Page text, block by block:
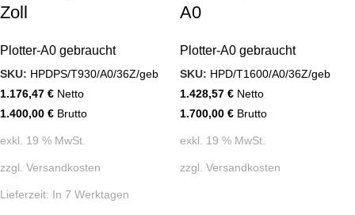
Zoll
Plotter-A0 gebraucht
SKU: HPDPS/T930/A0/36Z/geb
1.176,47 € Netto
1.400,00 € Brutto
exkl. 19 % MwSt.
zzgl. Versandkosten
Lieferzeit: In 7 Werktagen
A0
Plotter-A0 gebraucht
SKU: HPD/T1600/A0/36Z/geb
1.428,57€ Netto
1.700,00€ Brutto
exkl. 19 % MwSt.
zzgl.Versandkosten